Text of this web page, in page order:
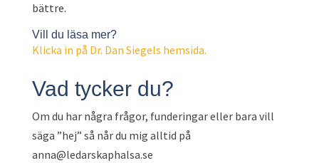
bättre.
Vill du läsa mer?
Klicka in på Dr. Dan Siegels hemsida.
Vad tycker du?
Om du har några frågor, funderingar eller bara vill
säga ”hej” så når du mig alltid på
anna@ledarskaphalsa.se